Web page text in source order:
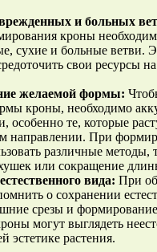
и больных
кроны
сухие и больные ветви.
свои ресурсы
желаемой формы:
кроны, необходимо
особенно те, которые
направлении. При
различные методы,
или сокращение
вида: При
о сохранении
срезы и
могут выглядеть
эстетике растения.